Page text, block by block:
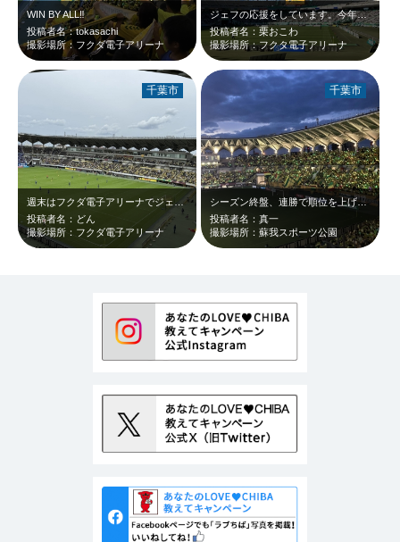
WIN BY ALL‼️
投稿者名：tokasachi
撮影場所：フクダ電子アリーナ
ジェフの応援をしています。今年は悔しいシーズンでしたが燃えました！来年こそJ1…
投稿者名：栗おこわ
撮影場所：フクタ電子アリーナ
投稿者名：どん
撮影場所：フクダ電子アリーナ
千葉市
シーズン終盤、連勝で順位を上げてきたジェフ。序盤、降格さえ危ぶまれたチームがこ…
投稿者名：真一
撮影場所：蘇我スポーツ公園
千葉市